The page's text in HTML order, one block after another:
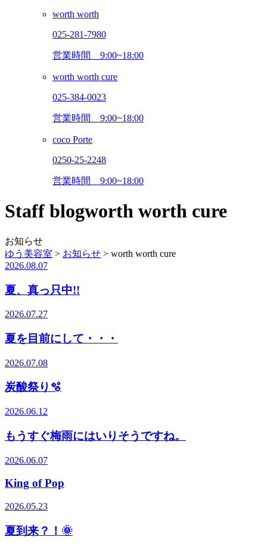
worth worth
025-281-7980
営業時間 9:00~18:00
worth worth cure
025-384-0023
営業時間 9:00~18:00
coco Porte
0250-25-2248
営業時間 9:00~18:00
Staff blogworth worth cure
お知らせ
ゆう美容室 > お知らせ > worth worth cure
2026.08.07
夏、真っ只中!!
2026.07.27
夏を目前にして・・・
2026.07.08
炭酸祭り🫧
2026.06.12
もうすぐ梅雨にはいりそうですね。
2026.06.07
King of Pop
2026.05.23
夏到来？！🌞